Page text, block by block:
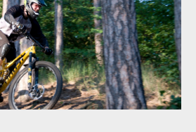
2.0 - malá helma i integrálka v jedné
2.0 - malá helma i integrálka v jedné